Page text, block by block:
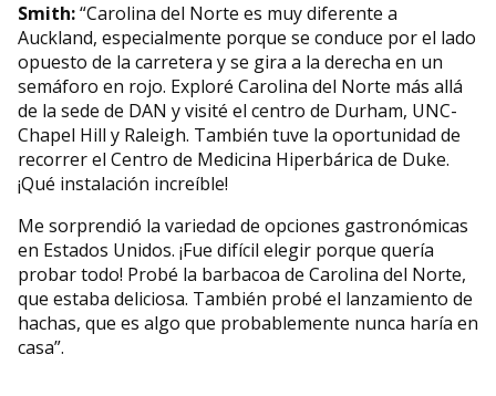
Smith:“Carolina del Norte es muy diferente a
Auckland, especialmente porque se conduce por el lado
opuesto de la carretera y se gira a la derecha en un
semáforo en rojo. Exploré Carolina del Norte más allá
de la sede de DAN y visité el centro de Durham, UNC-
Chapel Hill y Raleigh. También tuve la oportunidad de
recorrer el Centro de Medicina Hiperbárica de Duke.
¡Qué instalación increíble!
Me sorprendió la variedad de opciones gastronómicas
en Estados Unidos. ¡Fue difícil elegir porque quería
probar todo! Probé la barbacoa de Carolina del Norte,
que estaba deliciosa. También probé el lanzamiento de
hachas, que es algo que probablemente nunca haría en
casa”.